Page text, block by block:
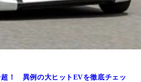
超！ 異例の大ヒットEVを徹底チェッ